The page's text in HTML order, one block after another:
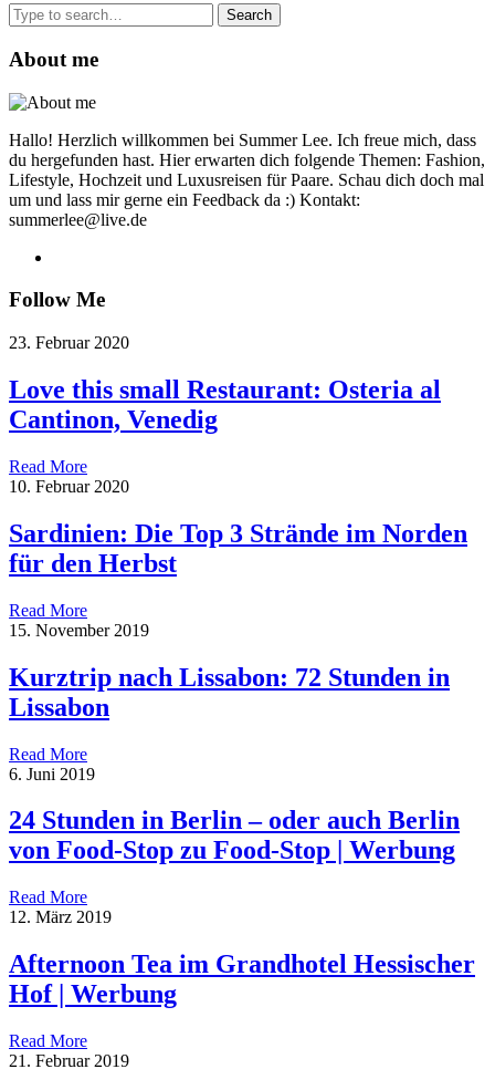
Search
for:
About me
Hallo! Herzlich willkommen bei Summer Lee. Ich freue mich, dass
du hergefunden hast. Hier erwarten dich folgende Themen: Fashion,
Lifestyle, Hochzeit und Luxusreisen für Paare. Schau dich doch mal
um und lass mir gerne ein Feedback da :) Kontakt:
summerlee@live.de
Follow Me
23. Februar 2020
Love this small Restaurant: Osteria al
Cantinon, Venedig
Read More
10. Februar 2020
Sardinien: Die Top 3 Strände im Norden
für den Herbst
Read More
15. November 2019
Kurztrip nach Lissabon: 72 Stunden in
Lissabon
Read More
6. Juni 2019
24 Stunden in Berlin – oder auch Berlin
von Food-Stop zu Food-Stop | Werbung
Read More
12. März 2019
Afternoon Tea im Grandhotel Hessischer
Hof | Werbung
Read More
21. Februar 2019